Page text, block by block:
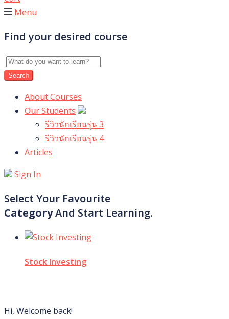
Menu
Find your desired course
About Courses
Our Students
รีวิวนักเรียนรุ่น 3
รีวิวนักเรียนรุ่น 4
Articles
Sign In
Select Your Favourite
CategoryAnd Start Learning.
Stock Investing
Hi, Welcome back!